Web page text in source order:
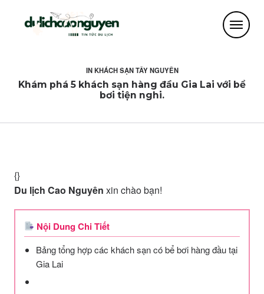
INKHÁCH SẠN TÂY NGUYÊN
Khám phá 5 khách sạn hàng đầu Gia Lai với bể
bơi tiện nghi.
{}
Du lịch Cao Nguyên xin chào bạn!
Nội Dung Chi Tiết
Bảng tổng hợp các khách sạn có bể bơi hàng đầu tại
Gia Lai